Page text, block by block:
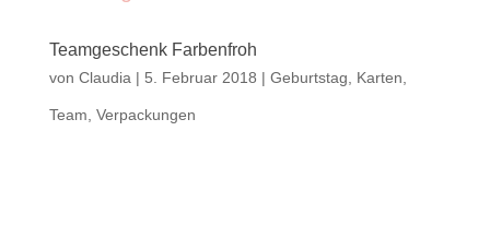
Teamgeschenk Farbenfroh
von Claudia | 5. Februar 2018 | Geburtstag Karten
Team Verpackungen